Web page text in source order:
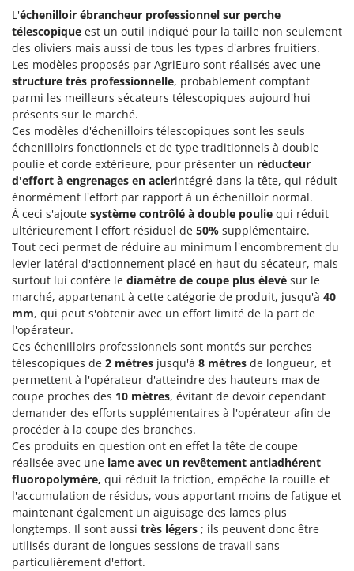
Soufreuses - Poudreuses pour tracteur
T
Taille-haies
Taille-haies à bras pour tracteur
Tarières
Tondeuses à Gazon
Tondeuses autoportées
Tondeuses débroussailleuses thermiques
Trancheuses
Trancheuses de sol
Transpalettes
Treuils de débardage
Tronçonneuses
V
Vêtements de Sécurité
Vibroculteurs à tracteur
Kemper
Keter
KitchenAid
Komo
L
Laica
Lampacrescia - MGM
Landxcape
LAR Casalinghi
Lavor
Linea VZ
Lisam
Lotusgrill
M
M.A.I.BO.
Macom
Macte Ovens
Makita
MAMMAMIA
Marcato
Marina Systems
Master
Mastercook
Masterpro
L'échenilloir ébrancheur professionnel sur perche
télescopique est un outil indiqué pour la taille non seulement
des oliviers mais aussi de tous les types d'arbres fruitiers.
Les modèles proposés par AgriEuro sont réalisés avec une
structure très professionnelle, probablement comptant
parmi les meilleurs sécateurs télescopiques aujourd'hui
présents sur le marché.
Ces modèles d'échenilloirs télescopiques sont les seuls
échenilloirs fonctionnels et de type traditionnels à double
poulie et corde extérieure, pour présenter un réducteur
d'effort à engrenages en acierintégré dans la tête, qui réduit
énormément l'effort par rapport à un échenilloir normal.
À ceci s'ajoute système contrôlé à double poulie qui réduit
ultérieurement l'effort résiduel de 50% supplémentaire.
Tout ceci permet de réduire au minimum l'encombrement du
levier latéral d'actionnement placé en haut du sécateur, mais
surtout lui confère le diamètre de coupe plus élevé sur le
marché, appartenant à cette catégorie de produit, jusqu'à 40
mm, qui peut s'obtenir avec un effort limité de la part de
l'opérateur.
Ces échenilloirs professionnels sont montés sur perches
télescopiques de 2 mètres jusqu'à 8 mètres de longueur, et
permettent à l'opérateur d'atteindre des hauteurs max de
coupe proches des 10 mètres, évitant de devoir cependant
demander des efforts supplémentaires à l'opérateur afin de
procéder à la coupe des branches.
Ces produits en question ont en effet la tête de coupe
réalisée avec une lame avec un revêtement antiadhérent
fluoropolymère, qui réduit la friction, empêche la rouille et
l'accumulation de résidus, vous apportant moins de fatigue et
maintenant également un aiguisage des lames plus
longtemps. Il sont aussi très légers ; ils peuvent donc être
utilisés durant de longues sessions de travail sans
particulièrement d'effort.